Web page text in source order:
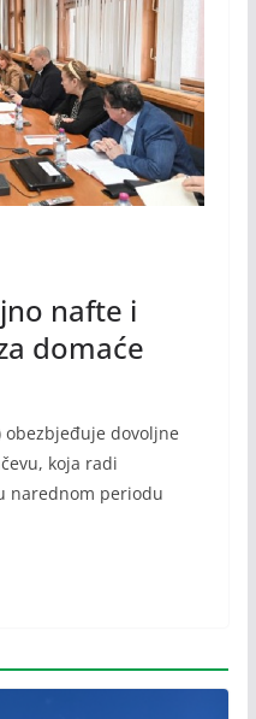
nafte i
domaće
dovoljne
koja radi
narednom periodu